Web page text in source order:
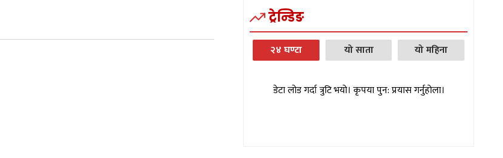
ट्रेन्डिङ
२४ घण्टा यो साता यो महिना
डेटा लोड गर्दा त्रुटि भयो। कृपया पुन: प्रयास गर्नुहोला।